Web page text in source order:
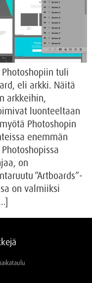
tuli
eli arkki. Näitä
arkkeihin,
luonteeltaan
Photoshopin
enemmän
on
”Artboards”-
on valmiiksi